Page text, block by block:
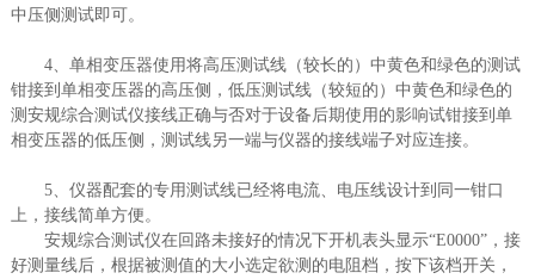
中压侧测试即可。
4、单相变压器使用将高压测试线（较长的）中黄色和绿色的测试
钳接到单相变压器的高压侧，低压测试线（较短的）中黄色和绿色的
测安规综合测试仪接线正确与否对于设备后期使用的影响试钳接到单
相变压器的低压侧，测试线另一端与仪器的接线端子对应连接。
5、仪器配套的专用测试线已经将电流、电压线设计到同一钳口
上，接线简单方便。
安规综合测试仪在回路未接好的情况下开机表头显示“E0000”，接
好测量线后，根据被测值的大小选定欲测的电阻档，按下该档开关，